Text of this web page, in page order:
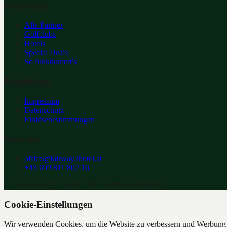
Alle Partner
Golfclubs
Hotels
Special Deals
So funktioniert's
Impressum
Datenschutz
Einlösebestimmungen
office@fairway2hotel.at
+43 699 811 802 16
Cookie-Einstellungen
Wir verwenden Cookies, um die Website zu verbessern und